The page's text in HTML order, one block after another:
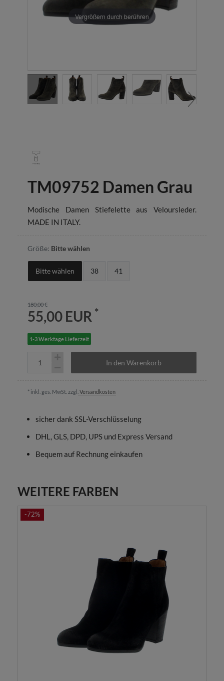
Vergrößern durch berühren
TM09752 Damen Grau
Modische Damen Stiefelette aus Veloursleder.
MADE IN ITALY.
Größe: Bitte wählen
Bitte wählen 38 41
180,00 €
55,00 EUR *
1-3 Werktage Lieferzeit
In den Warenkorb
* inkl. ges. MwSt. zzgl. Versandkosten
sicher dank SSL-Verschlüsselung
DHL, GLS, DPD, UPS und Express Versand
Bequem auf Rechnung einkaufen
WEITERE FARBEN
-72%